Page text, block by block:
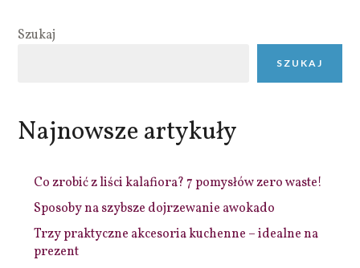
Szukaj
SZUKAJ
Najnowsze artykuły
Co zrobić z liści kalafiora? 7 pomysłów zero waste!
Sposoby na szybsze dojrzewanie awokado
Trzy praktyczne akcesoria kuchenne – idealne na
prezent